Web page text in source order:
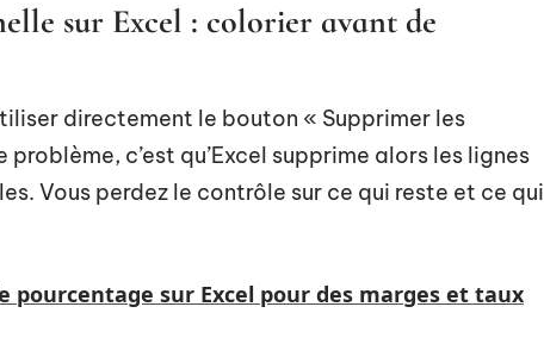
sur Excel : colorier avant de
directement le bouton « Supprimer les
problème, c’est qu’Excel supprime alors les lignes
Vous perdez le contrôle sur ce qui reste et ce qui
pourcentage sur Excel pour des marges et taux